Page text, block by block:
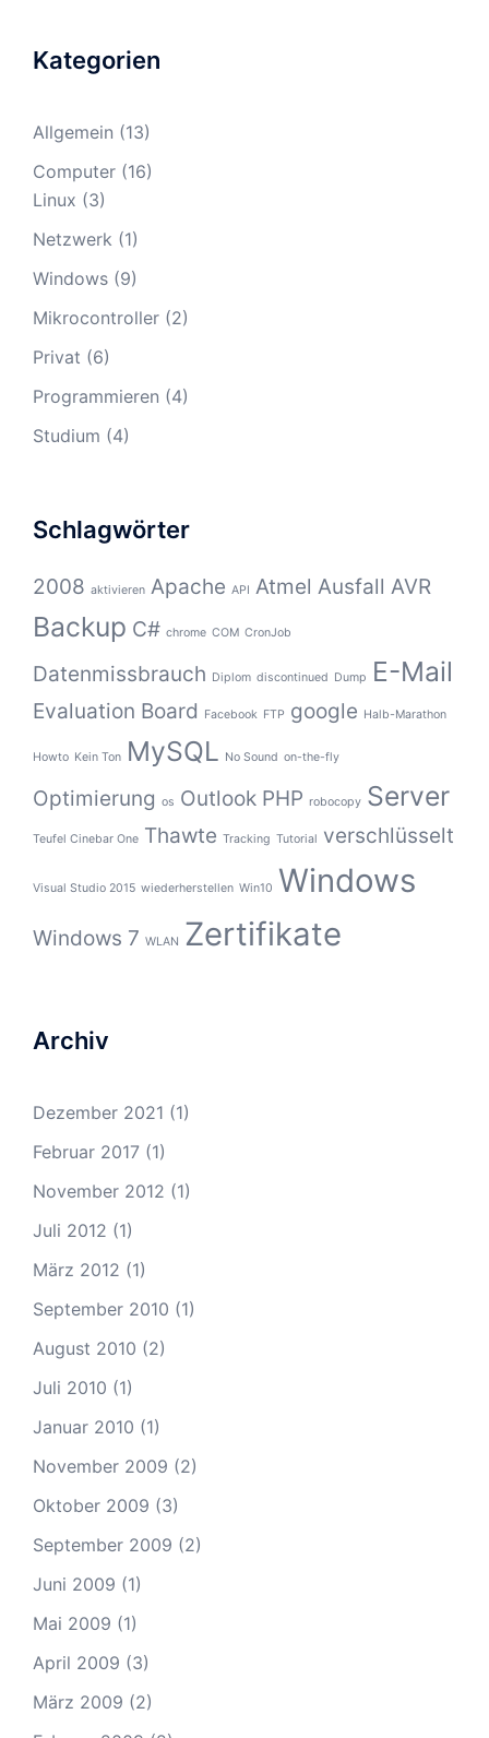
Kategorien
Allgemein (13)
Computer (16)
Linux (3)
Netzwerk (1)
Windows (9)
Mikrocontroller (2)
Privat (6)
Programmieren (4)
Studium (4)
Schlagwörter
2008 aktivieren Apache API Atmel Ausfall AVR
Backup C# chrome COM CronJob
Datenmissbrauch Diplom discontinued Dump E-Mail
Evaluation Board Facebook FTP google Halb-Marathon
Howto Kein Ton MySQL No Sound on-the-fly
Optimierung os Outlook PHP robocopy Server
Teufel Cinebar One Thawte Tracking Tutorial verschlüsselt
Visual Studio 2015 wiederherstellen Win10 Windows
Windows 7 WLAN Zertifikate
Archiv
Dezember 2021 (1)
Februar 2017 (1)
November 2012 (1)
Juli 2012 (1)
März 2012 (1)
September 2010 (1)
August 2010 (2)
Juli 2010 (1)
Januar 2010 (1)
November 2009 (2)
Oktober 2009 (3)
September 2009 (2)
Juni 2009 (1)
Mai 2009 (1)
April 2009 (3)
März 2009 (2)